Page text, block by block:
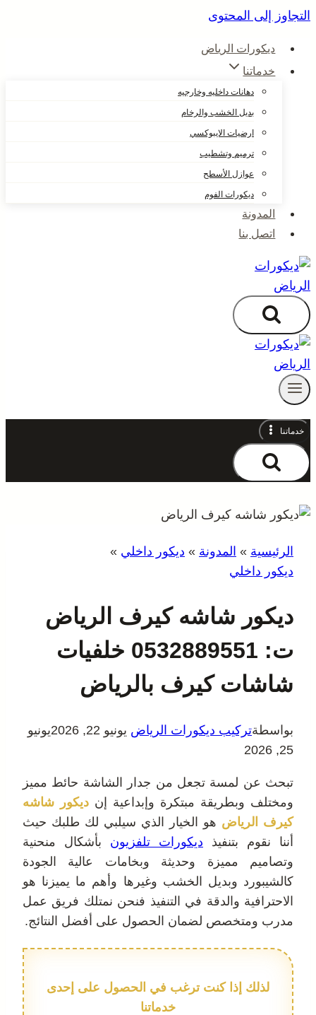
التجاوز إلى المحتوى
ديكورات الرياض
خدماتنا
دهانات داخليه وخارجيه
بديل الخشب والرخام
ارضيات الايبوكسي
ترميم وتشطيب
عوازل الأسطح
ديكورات الفوم
المدونة
اتصل بنا
خدماتنا
الرئيسية » المدونة » ديكور داخلي »
ديكور داخلي
ديكور شاشه كيرف الرياض
ت: 0532889551 خلفيات
شاشات كيرف بالرياض
بواسطةتركيب ديكورات الرياض يونيو 22, 2026
يونيو
25, 2026
تبحث عن لمسة تجعل من جدار الشاشة حائط مميز
ومختلف وبطريقة مبتكرة وإبداعية إن ديكور شاشه
كيرف الرياض هو الخيار الذي سيلبي لك طلبك حيث
أننا نقوم بتنفيذ ديكورات تلفزيون بأشكال منحنية
وتصاميم مميزة وحديثة وبخامات عالية الجودة
كالشيبورد وبديل الخشب وغيرها وأهم ما يميزنا هو
الاحترافية والدقة في التنفيذ فنحن نمتلك فريق عمل
مدرب ومتخصص لضمان الحصول على أفضل النتائج.
لذلك إذا كنت ترغب في الحصول على إحدى
خدماتنا